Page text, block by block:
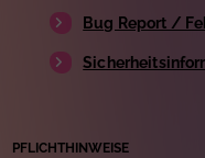
Bug Report /
PFLICHTHINWEISE